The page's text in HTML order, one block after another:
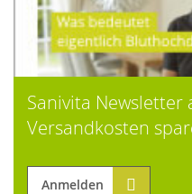
Sanivita
Versandkosten
Anmelden